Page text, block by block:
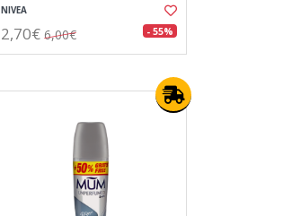
NIVEA
2,70€ 6,00€ - 55%